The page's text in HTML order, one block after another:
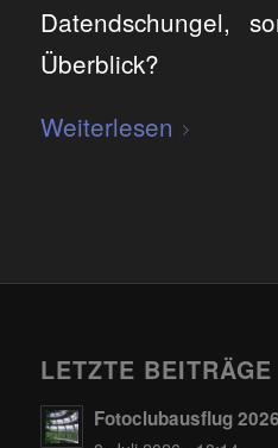
Datendschungel,
Überblick?
Weiterlesen
LETZTE BEITRÄGE
Fotoclubausflug 2026